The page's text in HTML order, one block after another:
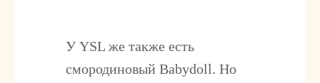
У YSL же также есть
смородиновый Babydoll. Но